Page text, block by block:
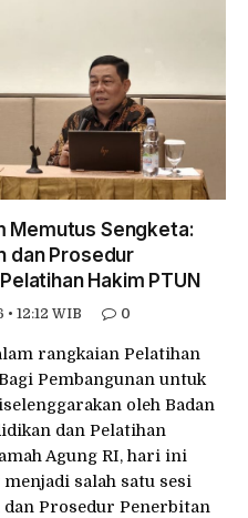
Memutus Sengketa:
dan Prosedur
Hakim PTUN
12:12 WIB 0
rangkaian Pelatihan
Pembangunan untuk
oleh Badan
dan Pelatihan
Agung RI, hari ini
salah satu sesi
Prosedur Penerbitan